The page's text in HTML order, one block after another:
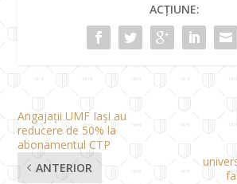
ACȚIUNE:
Angajații UMF Iași au
reducere de 50% la
abonamentul CTP
ANTERIOR